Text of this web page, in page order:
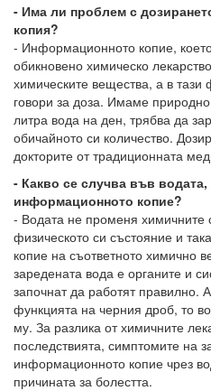
- Има ли проблем с
копия?
- Информационното копие,
обикновено химическо
химическите вещества, а в
говори за доза. Имаме
литра вода на ден, трябва да
обичайното си количество.
докторите от традиционната
- Какво се случва във
информационното копие?
- Водата не променя химичните
физическото си състояние и
копие на съответното химично
заредената вода е органите и
започнат да работят правилно.
функцията на черния дроб, то
му. За разлика от химичните
последствията, симптомите на
информационното копие чрез
причината за болестта.